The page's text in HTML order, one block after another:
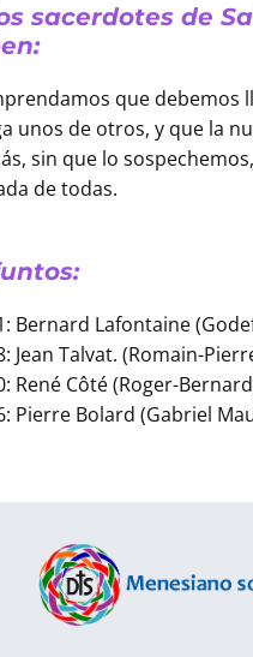
sacerdotes de
que debemos
unos de otros, y que la
sin que lo
de todas.
Bernard Lafontaine
Jean Talvat. (Romain-
René Côté (Roger-
Pierre Bolard (Gabriel